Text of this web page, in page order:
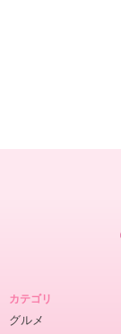
カテゴリ
グルメ